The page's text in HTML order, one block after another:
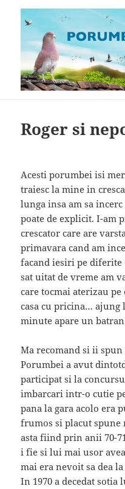
Roger si
Acesti porumbei isi
traiesc la mine in
lunga insa am sa
poate de explicit. I-am
crescator care are
primavara cand am
facand iesiri pe
sat uitat de vreme am
care tocmai aterizau
casa cu pricina… ajung
minute apare un
Ma recomand si ii
Porumbei a avut
participat si la
imbarcari intr-o cutie
pana la gara acolo era
frumos si placut spune
asta fiind prin anii 70-
i fie si lui mai usor
mai era nevoit sa dea
In 1970 a decedat